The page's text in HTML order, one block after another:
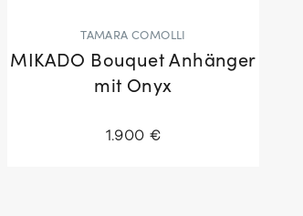
TAMARA COMOLLI
MIKADO Bouquet Anhänger
mit Onyx
1.900 €